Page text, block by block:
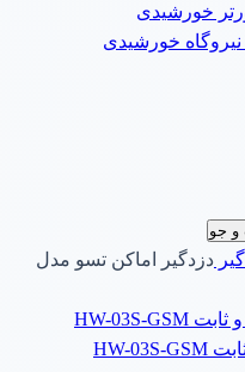
خورشیدی
خورشیدی
جو
دزدگیر اماکن تسو مدل